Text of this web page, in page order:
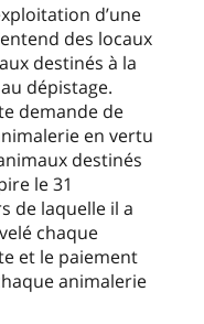
d’une
des locaux
destinés à la
dépistage.
demande de
en vertu
destinés
le 31
de laquelle il a
chaque
et le paiement
animalerie